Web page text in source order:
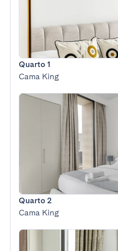
Quarto 1
Cama King
Quarto 2
Cama King